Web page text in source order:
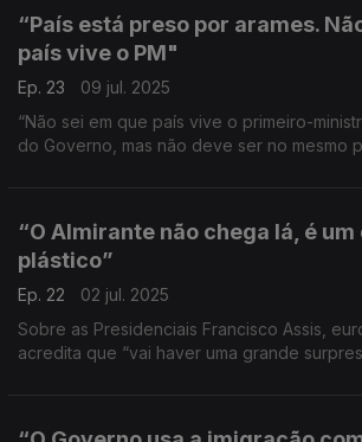
“País está preso por arames.
país vive o PM"
Ep. 23
09 jul. 2025
“Não sei em que país vive o primeiro-
do Governo, mas não deve ser no mesmo
“O Almirante não chega lá, é
plástico”
Ep. 22
02 jul. 2025
Sobre as Presidenciais Francisco Assis,
acredita que “vai haver uma grande